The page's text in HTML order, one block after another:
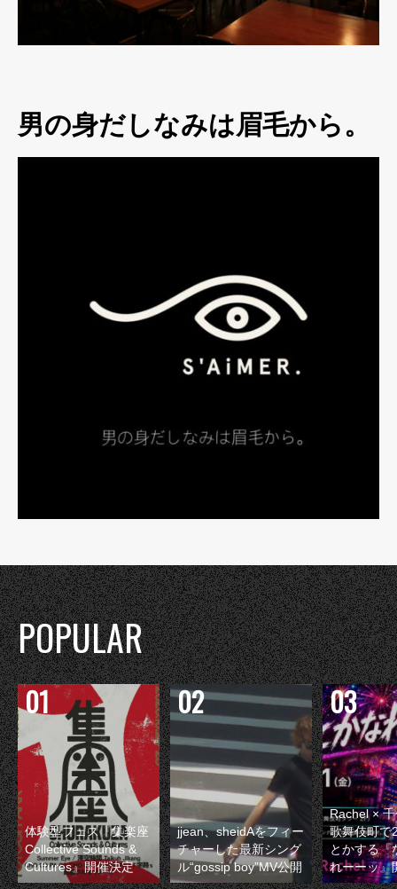
男の身だしなみは眉毛から。
POPULAR
体験型フェス『集楽座
Collective Sounds &
Cultures』開催決定
jjean、sheidAをフィー
チャーした最新シング
ル“gossip boy”MV公開
Rachel ×
歌舞伎町で
とかする『
れーーッ』